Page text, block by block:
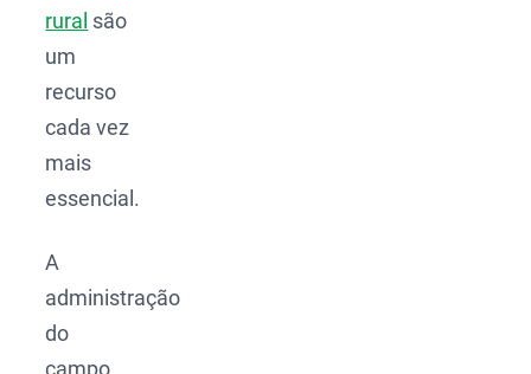
rural são
um
recurso
cada vez
mais
essencial.
A
administração
do
campo